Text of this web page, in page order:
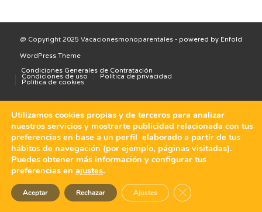
@ Copyright 2025 Vacacionesmonoparentales - powered by Enfold
WordPress Theme
Condiciones Generales de Contratación
Condiciones de uso Política de privacidad
Política de cookies
Utilizamos cookies propias y de terceros para analizar
nuestros servicios y mostrarte publicidad relacionada con tus
preferencias en base a un perfil elaborado a partir de tus
hábitos de navegación (por ejemplo, páginas visitadas).
Puedes obtener más información y configurar tus
preferencias en ajustes.
Aceptar Rechazar Ajustes Cerrar el banner de